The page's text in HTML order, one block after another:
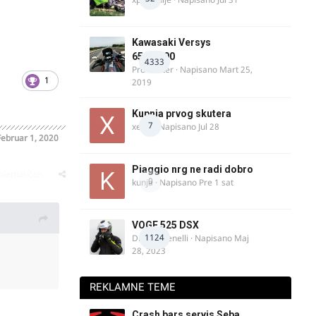
1
1, 2020
4333
Kawasaki Versys
650/1000
ProMaster · Napisano Mart 25,
2019
7
Kupnja prvog skutera
xertq · Napisano Jul 28
0
Piaggio nrg ne radi dobro
kunja · Napisano Pre 1 sat
1124
VOGE 525 DSX
DraganBenelli · Napisano Maj
28, 2023
REKLAMNE TEME